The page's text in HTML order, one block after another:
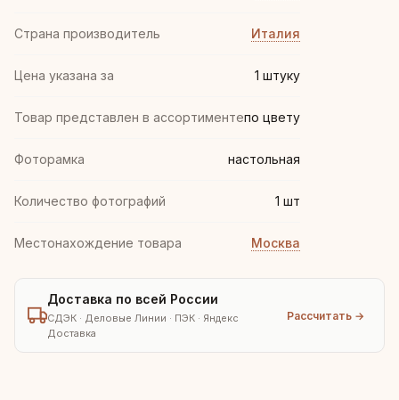
Страна производитель Италия
Цена указана за 1 штуку
Товар представлен в ассортиментепо цвету
Фоторамка настольная
Количество фотографий 1 шт
Местонахождение товара Москва
Доставка по всей России
СДЭК · Деловые Линии · ПЭК · Яндекс
Доставка
Рассчитать →